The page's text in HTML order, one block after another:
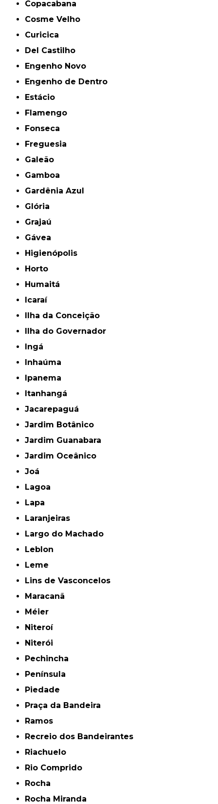
Copacabana
Cosme Velho
Curicica
Del Castilho
Engenho Novo
Engenho de Dentro
Estácio
Flamengo
Fonseca
Freguesia
Galeão
Gamboa
Gardênia Azul
Glória
Grajaú
Gávea
Higienópolis
Horto
Humaitá
Icaraí
Ilha da Conceição
Ilha do Governador
Ingá
Inhaúma
Ipanema
Itanhangá
Jacarepaguá
Jardim Botânico
Jardim Guanabara
Jardim Oceânico
Joá
Lagoa
Lapa
Laranjeiras
Largo do Machado
Leblon
Leme
Lins de Vasconcelos
Maracanã
Méier
Niteroí
Niterói
Pechincha
Península
Piedade
Praça da Bandeira
Ramos
Recreio dos Bandeirantes
Riachuelo
Rio Comprido
Rocha
Rocha Miranda